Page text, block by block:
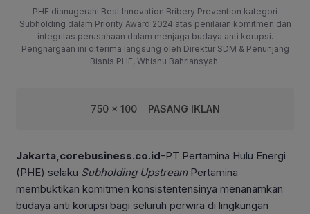
PHE dianugerahi Best Innovation Bribery Prevention kategori
Subholding dalam Priority Award 2024 atas penilaian komitmen dan
integritas perusahaan dalam menjaga budaya anti korupsi.
Penghargaan ini diterima langsung oleh Direktur SDM & Penunjang
Bisnis PHE, Whisnu Bahriansyah.
750 x 100 PASANG IKLAN
Jakarta,corebusiness.co.id-PT Pertamina Hulu Energi
(PHE) selaku Subholding UpstreamPertamina
membuktikan komitmen konsistentensinya menanamkan
budaya anti korupsi bagi seluruh perwira di lingkungan